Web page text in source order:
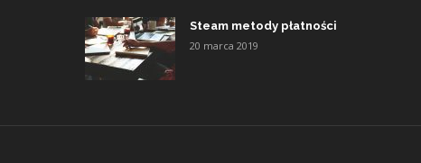
Steam metody płatności
20 marca 2019